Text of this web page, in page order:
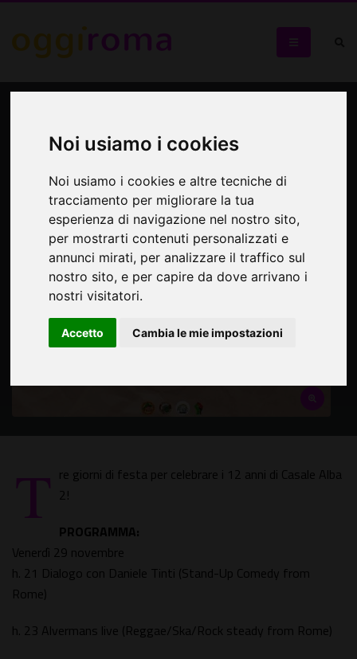
Noi usiamo i cookies
Noi usiamo i cookies e altre tecniche di
tracciamento per migliorare la tua
esperienza di navigazione nel nostro sito,
per mostrarti contenuti personalizzati e
annunci mirati, per analizzare il traffico sul
nostro sito, e per capire da dove arrivano i
nostri visitatori.
Accetto Cambia le mie impostazioni
Per celebrare i 12 anni di Casale Alba 2
T re giorni di festa per celebrare i 12 anni di Casale Alba
2!
PROGRAMMA:
Venerdì 29 novembre
h. 21 Dialogo con Daniele Tinti (Stand-Up Comedy from
Rome)
h. 23 Alvermans live (Reggae/Ska/Rock steady from Rome)